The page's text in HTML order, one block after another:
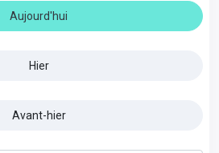
Aujourd'hui
Hier
Avant-hier